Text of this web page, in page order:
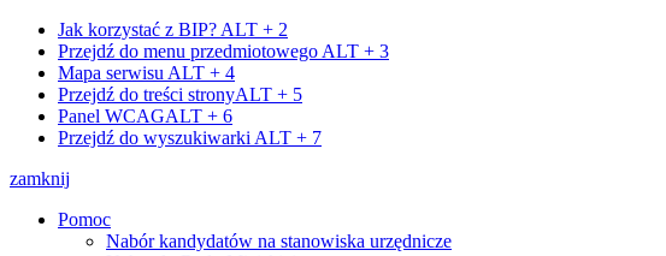
Jak korzystać z BIP? ALT + 2
Przejdź do menu przedmiotowego ALT + 3
Mapa serwisu ALT + 4
Przejdź do treści stronyALT + 5
Panel WCAGALT + 6
Przejdź do wyszukiwarki ALT + 7
zamknij
Pomoc
Nabór kandydatów na stanowiska urzędnicze